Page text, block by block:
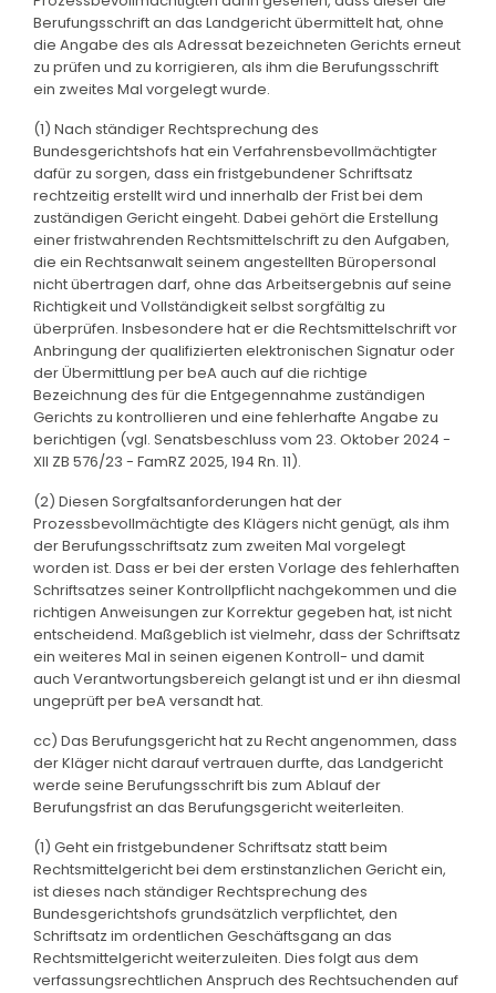
Berufungsschrift an das Landgericht übermittelt hat, ohne
die Angabe des als Adressat bezeichneten Gerichts erneut
zu prüfen und zu korrigieren, als ihm die Berufungsschrift
ein zweites Mal vorgelegt wurde.
(1) Nach ständiger Rechtsprechung des
Bundesgerichtshofs hat ein Verfahrensbevollmächtigter
dafür zu sorgen, dass ein fristgebundener Schriftsatz
rechtzeitig erstellt wird und innerhalb der Frist bei dem
zuständigen Gericht eingeht. Dabei gehört die Erstellung
einer fristwahrenden Rechtsmittelschrift zu den Aufgaben,
die ein Rechtsanwalt seinem angestellten Büropersonal
nicht übertragen darf, ohne das Arbeitsergebnis auf seine
Richtigkeit und Vollständigkeit selbst sorgfältig zu
überprüfen. Insbesondere hat er die Rechtsmittelschrift vor
Anbringung der qualifizierten elektronischen Signatur oder
der Übermittlung per beA auch auf die richtige
Bezeichnung des für die Entgegennahme zuständigen
Gerichts zu kontrollieren und eine fehlerhafte Angabe zu
berichtigen (vgl. Senatsbeschluss vom 23. Oktober 2024 -
XII ZB 576/23 - FamRZ 2025, 194 Rn. 11).
(2) Diesen Sorgfaltsanforderungen hat der
Prozessbevollmächtigte des Klägers nicht genügt, als ihm
der Berufungsschriftsatz zum zweiten Mal vorgelegt
worden ist. Dass er bei der ersten Vorlage des fehlerhaften
Schriftsatzes seiner Kontrollpflicht nachgekommen und die
richtigen Anweisungen zur Korrektur gegeben hat, ist nicht
entscheidend. Maßgeblich ist vielmehr, dass der Schriftsatz
ein weiteres Mal in seinen eigenen Kontroll- und damit
auch Verantwortungsbereich gelangt ist und er ihn diesmal
ungeprüft per beA versandt hat.
cc) Das Berufungsgericht hat zu Recht angenommen, dass
der Kläger nicht darauf vertrauen durfte, das Landgericht
werde seine Berufungsschrift bis zum Ablauf der
Berufungsfrist an das Berufungsgericht weiterleiten.
(1) Geht ein fristgebundener Schriftsatz statt beim
Rechtsmittelgericht bei dem erstinstanzlichen Gericht ein,
ist dieses nach ständiger Rechtsprechung des
Bundesgerichtshofs grundsätzlich verpflichtet, den
Schriftsatz im ordentlichen Geschäftsgang an das
Rechtsmittelgericht weiterzuleiten. Dies folgt aus dem
verfassungsrechtlichen Anspruch des Rechtsuchenden auf